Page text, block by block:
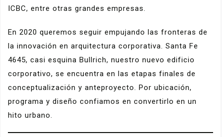
ICBC, entre otras grandes empresas.
En 2020 queremos seguir empujando las fronteras de
la innovación en arquitectura corporativa. Santa Fe
4645, casi esquina Bullrich, nuestro nuevo edificio
corporativo, se encuentra en las etapas finales de
conceptualización y anteproyecto. Por ubicación,
programa y diseño confiamos en convertirlo en un
hito urbano.